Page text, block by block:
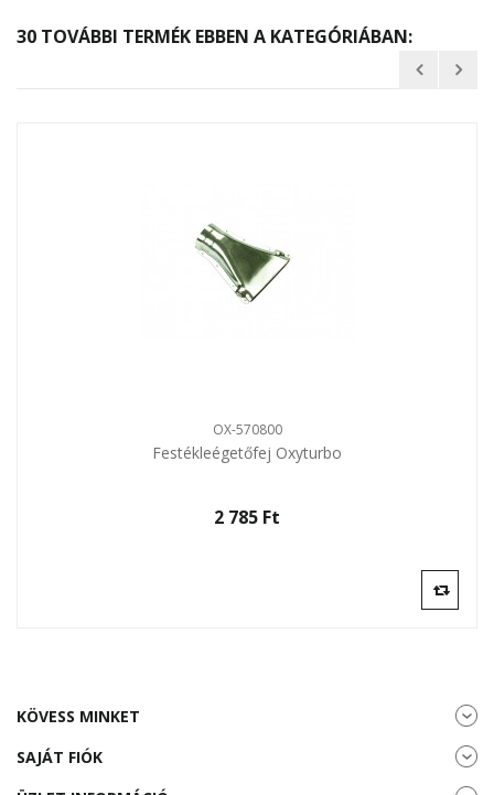
30 TOVÁBBI TERMÉK EBBEN A KATEGÓRIÁBAN:
OX-570800
Festékleégetőfej Oxyturbo
2 785 Ft‎
KÖVESS MINKET
SAJÁT FIÓK